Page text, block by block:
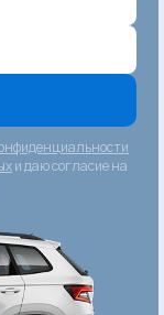
и даю согласие на